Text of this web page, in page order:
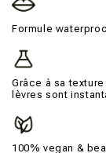
Formule
Grâce à sa
lèvres sont
100% vegan &